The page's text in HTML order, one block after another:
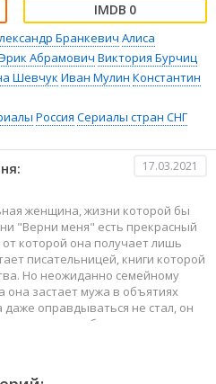
0
Бранкевич Алиса
Абрамович Виктория Бурчиц
Шевчук Иван Мулин Константин
Россия Сериалы стран СНГ
17.03.2021
женщина, жизни которой бы
"Верни меня" есть прекрасный
которой она получает лишь
писательницей, книги которой
Но неожиданно семейному
она застает мужа в объятиях
оправдываться не стал, он
оставляя ее без крыши над
как возвращаться в
заселяется к своей подруге,